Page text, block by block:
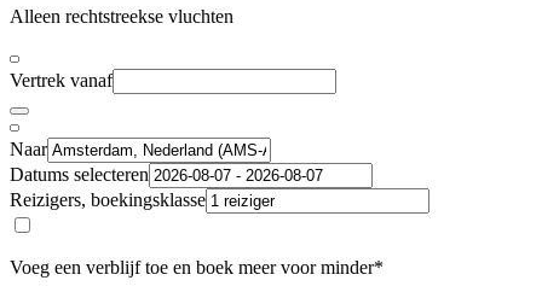
Alleen rechtstreekse vluchten
Vertrek vanaf
Naar
Datums selecteren
Reizigers, boekingsklasse
Voeg een verblijf toe en boek meer voor minder*